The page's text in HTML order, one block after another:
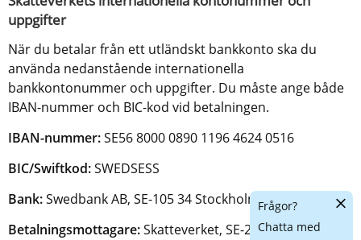
uppgifter
När du betalar från ett utländskt bankkonto ska du
använda nedanstående internationella
bankkontonummer och uppgifter. Du måste ange både
IBAN-nummer och BIC-kod vid betalningen.
IBAN-nummer: SE56 8000 0890 1196 4624 0516
BIC/Swiftkod: SWEDSESS
Bank: Swedbank AB, SE-105 34 Stockholm
Betalningsmottagare: Skatteverket, SE-205 30 Malmö
Frågor?
Chatta med
Dölj